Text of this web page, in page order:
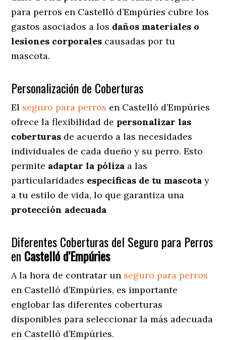
para perros en Castelló d’Empúries cubre los
gastos asociados a los daños materiales o
lesiones corporales causadas por tu
mascota.
Personalización de Coberturas
El seguro para perros en Castelló d’Empúries
ofrece la flexibilidad de personalizar las
coberturas de acuerdo a las necesidades
individuales de cada dueño y su perro. Esto
permite adaptar la póliza a las
particularidades específicas de tu mascota y
a tu estilo de vida, lo que garantiza una
protección adecuada
Diferentes Coberturas del Seguro para Perros
en Castelló d’Empúries
A la hora de contratar un seguro para perros
en Castelló d’Empúries, es importante
englobar las diferentes coberturas
disponibles para seleccionar la más adecuada
en Castelló d’Empúries.